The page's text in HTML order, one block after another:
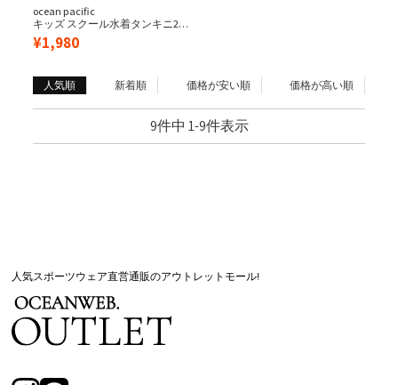
ocean pacific
キッズ スクール水着タンキニ2点
セット
¥1,980
人気順 新着順 価格が安い順 価格が高い順
9件中 1-9件表示
人気スポーツウェア直営通販のアウトレットモール!